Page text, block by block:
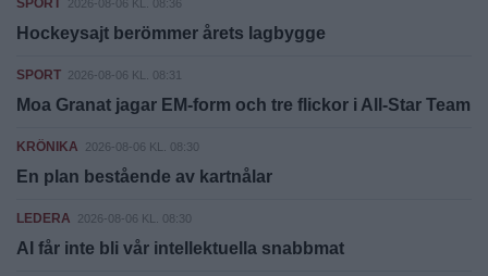
SPORT 2026-08-06 KL. 08:36
Hockeysajt berömmer årets lagbygge
SPORT 2026-08-06 KL. 08:31
Moa Granat jagar EM-form och tre flickor i All-Star Team
KRÖNIKA 2026-08-06 KL. 08:30
En plan bestående av kartnålar
LEDERA 2026-08-06 KL. 08:30
AI får inte bli vår intellektuella snabbmat